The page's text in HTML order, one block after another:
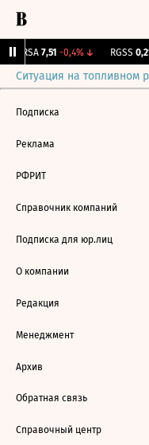
ARSA 7,51 -0,4%↓ RGSS
Ситуация на топливном
Подписка
Реклама
РФРИТ
Справочник компаний
Подписка для юр.лиц
О компании
Редакция
Менеджмент
Архив
Обратная связь
Справочный центр